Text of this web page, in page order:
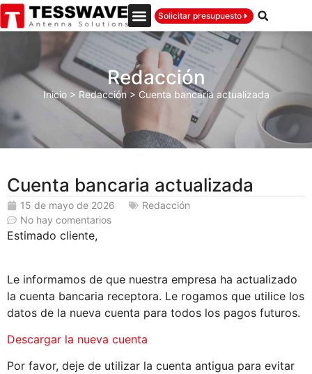
Solicitar presupuesto
Redacción
Inicio> Redacción> Cuenta bancaria actualizada
Cuenta bancaria actualizada
15 de mayo de 2026
Redacción
No hay comentarios
Estimado cliente,
Le informamos de que nuestra empresa ha actualizado
la cuenta bancaria receptora. Le rogamos que utilice los
datos de la nueva cuenta para todos los pagos futuros.
Descargar la nueva cuenta
Por favor, deje de utilizar la cuenta antigua para evitar